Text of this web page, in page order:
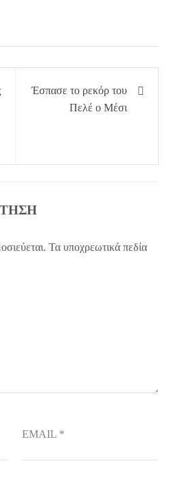
Έσπασε το ρεκόρ του
Πελέ ο Μέσι
Τα υποχρεωτικά πεδία
EMAIL *